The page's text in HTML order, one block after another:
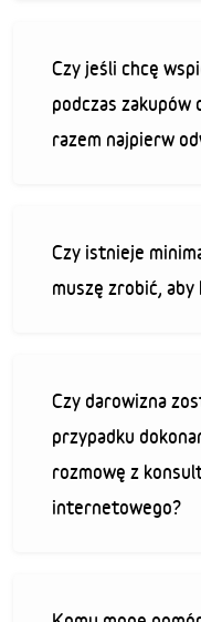
Czy jeśli chcę
podczas zakupów
razem najpierw
Czy istnieje
muszę zrobić,
Czy darowizna
przypadku
rozmowę z
internetowego?